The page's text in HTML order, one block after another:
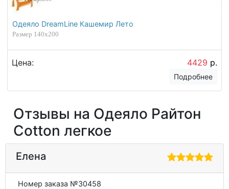
Одеяло DreamLine Кашемир Лето
Размер 140х200
Цена: 4429 р.
Подробнее
Отзывы на Одеяло Райтон
Cotton легкое
Елена
Номер заказа №30458